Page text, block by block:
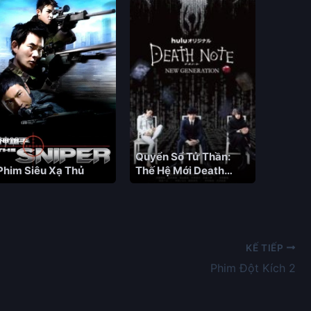
Siêu Xạ Thủ
Quyển Sổ Tử Thần:
Thế Hệ Mới Death
Note: New generation
KẾ TIẾP
Phim Đột Kích 2